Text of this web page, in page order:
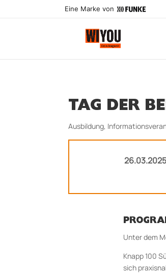
Eine Marke von
TAG DER
Ausbildung,
26.03.2025
Unter dem
Knapp 100
sich